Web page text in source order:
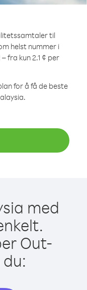
til
helst nummer i
fra kun 2.1 ¢ per
for å få de beste
med
Out-